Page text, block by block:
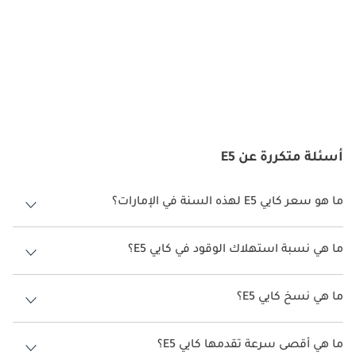
برنامج الثبات الإلكتروني (ESP): يساعد في الحفاظ على التحكم في السيارة
أثناء ظروف القيادة الصعبة.
في ضغط الإطارات، مما يعزز السلامة والكفاءة.
أسئلة متكررة عن E5
ما هو سعر كايي E5 لهذه السنة في الإمارات؟
كايي E5 لهذه السنة في الإمارات هو TBD.
ما هي نسبة استهلاك الوقود في كايي E5؟
اقترحت الشركة المصنعة أن تكون نسبة توفير استهلاك الوقود لسيارة كايي
E5 هو TBD.
ما هي نسخ كايي E5؟
نسخ كايي E5 هي .
ما هي أقصى سرعة تقدمها كايي E5؟